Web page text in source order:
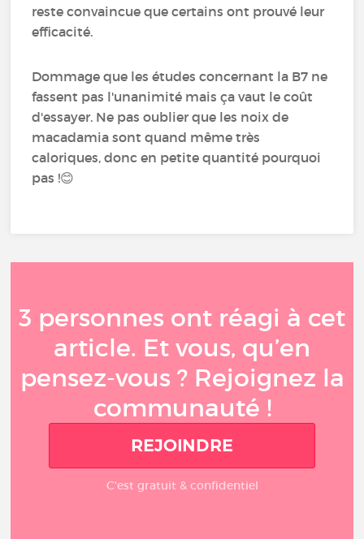
reste convaincue que certains ont prouvé leur
efficacité.
Dommage que les études concernant la B7 ne
fassent pas l'unanimité mais ça vaut le coût
d'essayer. Ne pas oublier que les noix de
macadamia sont quand même très
caloriques, donc en petite quantité pourquoi
pas !😊
3 personnes ont réagi à cet
article. Et vous, qu’en
pensez-vous ? Rejoignez la
communauté !
REJOINDRE
C'est gratuit & confidentiel